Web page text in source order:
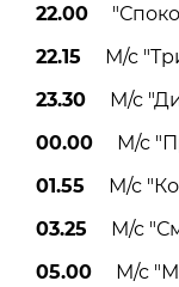
22.00
22.15 М/с "Три
23.30 М/с
00.00 М/с
01.55 М/с
03.25 М/с
05.00 М/с